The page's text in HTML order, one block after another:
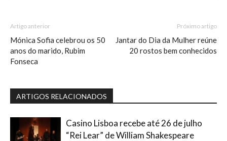
Artigo anterior
Mónica Sofia celebrou os 50
anos do marido, Rubim
Fonseca
Próximo artigo
Jantar do Dia da Mulher reúne
20 rostos bem conhecidos
ARTIGOS RELACIONADOS
Casino Lisboa recebe até 26 de julho
“Rei Lear” de William Shakespeare